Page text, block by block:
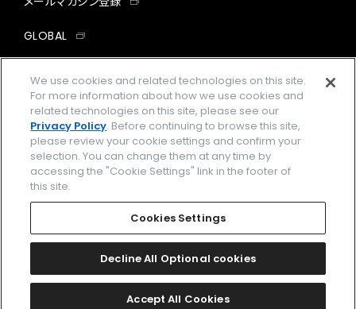
GLOBAL
facebookinstagramtwitter
企業情報 ご利用規約
プライバシーポリシー Cookies Settings
Amazon PayはAmazon.com, Inc.またはその関連会社の商標です。
2026 CITIZEN WATCH CO., LTD.
We use cookies and related technologies on this site.
For more information about how we use cookies and
related technologies on this site, please see our
Privacy Policy. Before continuing to browse this site,
please review your cookie settings and confirm your
selection. You can change them at any time by
accessing the "Cookie Settings" link in the footer of
this site.
Cookies Settings
Decline All Optional cookies
Accept All Cookies